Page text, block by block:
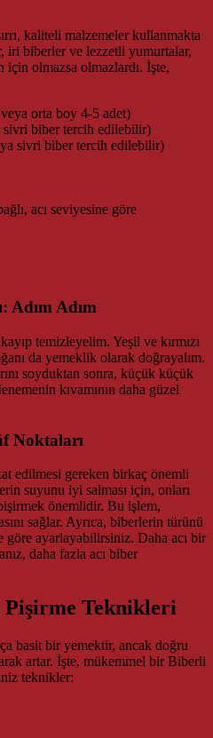
kaliteli malzemeler kullanmakta
iri biberler ve lezzetli yumurtalar,
olmazsa olmazlardı. İşte,
orta boy 4-5 adet)
biber tercih edilebilir)
sivri biber tercih edilebilir)
acı seviyesine göre
Adım Adım
temizleyelim. Yeşil ve kırmızı
da yemeklik olarak doğrayalım.
soyduktan sonra, küçük küçük
kıvamının daha güzel
Noktaları
edilmesi gereken birkaç önemli
suyunu iyi salması için, onları
önemlidir. Bu işlem,
sağlar. Ayrıca, biberlerin türünü
göre ayarlayabilirsiniz. Daha acı bir
daha fazla acı biber
Teknikleri
basit bir yemektir, ancak doğru
artar. İşte, mükemmel bir Biberli
teknikler: